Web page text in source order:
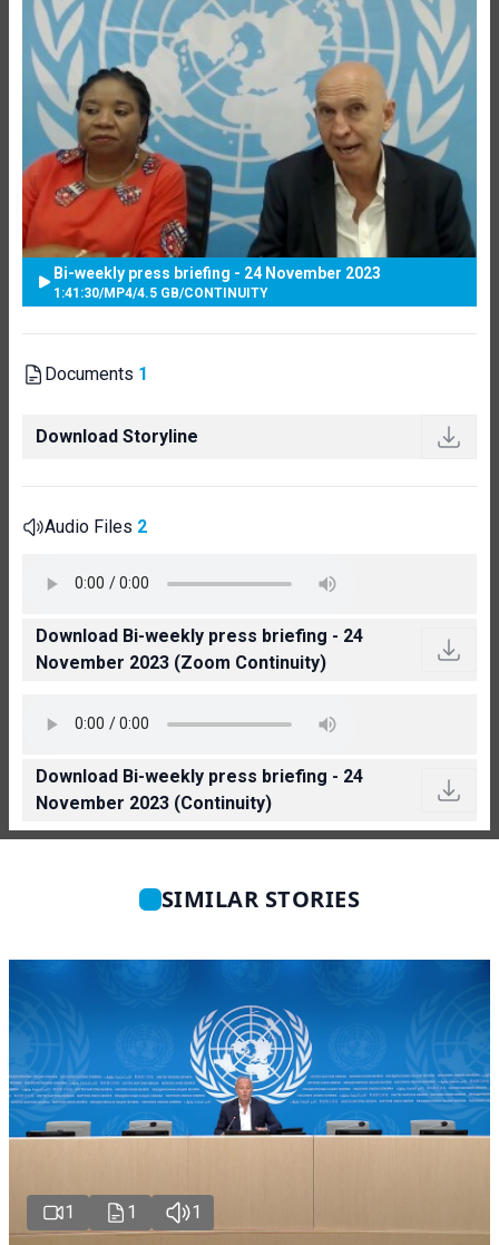
Bi-weekly press briefing - 24 November 2023
1:41:30/MP4/4.5 GB/CONTINUITY
Documents 1
Download Storyline
Audio Files 2
Download Bi-weekly press briefing - 24
November 2023 (Zoom Continuity)
Download Bi-weekly press briefing - 24
November 2023 (Continuity)
SIMILAR STORIES
1 1 1